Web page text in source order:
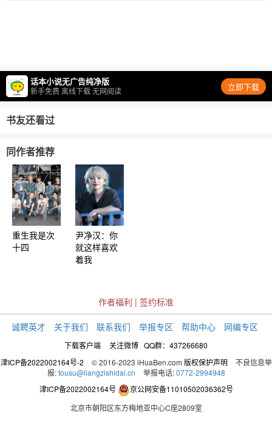
话本小说无广告纯净版
新手免费 离线下载 无网阅读 立即下载
书友还看过
同作者推荐
重生我是次
十四
尹净汉：你
就这样喜欢
着我
作者福利 | 签约标准
诚聘英才 关于我们 联系我们 举报专区 帮助中心 网编专区
下载客户端 关注微博 QQ群：437266680
津ICP备2022002164号-2
© 2016-2023 iHuaBen.com 版权保护声明
不良信息举
报: tousu@liangzishidai.cn 举报电话: 0772-2994948
津ICP备2022002164号
京公网安备11010502036362号
北京市朝阳区东方梅地亚中心C座2809室